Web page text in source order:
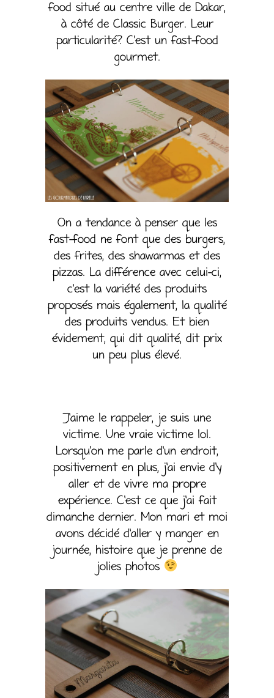
food situé au centre ville de Dakar,
à côté de Classic Burger. Leur
particularité? C’est un fast-food
gourmet.
On a tendance à penser que les
fast-food ne font que des burgers,
des frites, des shawarmas et des
pizzas. La différence avec celui-ci,
c’est la variété des produits
proposés mais également, la qualité
des produits vendus. Et bien
évidement, qui dit qualité, dit prix
un peu plus élevé.
J’aime le rappeler, je suis une
victime. Une vraie victime lol.
Lorsqu’on me parle d’un endroit,
positivement en plus, j’ai envie d’y
aller et de vivre ma propre
expérience. C’est ce que j’ai fait
dimanche dernier. Mon mari et moi
avons décidé d’aller y manger en
journée, histoire que je prenne de
jolies photos